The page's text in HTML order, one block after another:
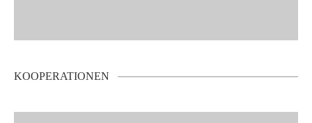
KOOPERATIONEN